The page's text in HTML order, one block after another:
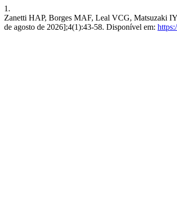
1.
Zanetti HAP, Borges MAF, Leal VCG, Matsuzaki IY.
de agosto de 2026];4(1):43-58. Disponível em: